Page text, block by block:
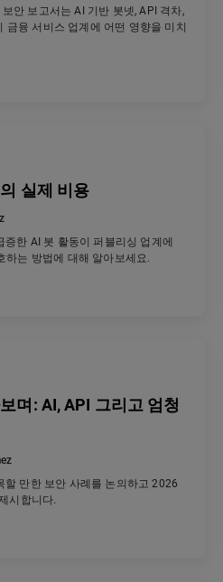
안 보고서는 AI 기반 봇넷, API 격차,
금융 서비스 업계에 어떤 영향을 미치
실제 비용
증한 AI 봇 활동이 퍼블리싱 업계에
하는 방법에 대해 알아보세요.
며: AI, API 그리고 엄청
만한 보안 사례를 논의하고 2026
시합니다.